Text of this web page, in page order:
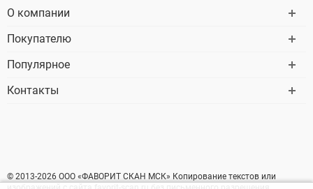
О компании
Покупателю
Популярное
Контакты
© 2013-2026 ООО «ФАВОРИТ СКАН МСК» Копирование текстов или